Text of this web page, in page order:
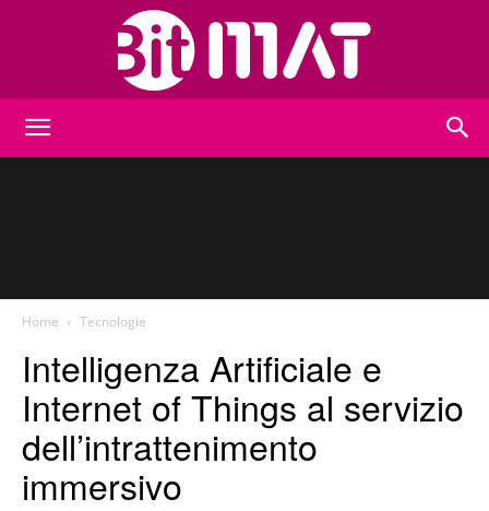
Home Tecnologie
Intelligenza Artificiale e
Internet of Things al servizio
dell’intrattenimento
immersivo